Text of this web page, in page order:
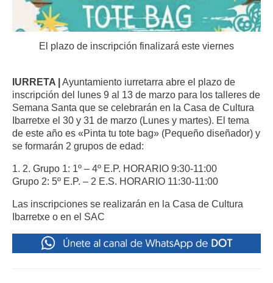
El plazo de inscripción finalizará este viernes
IURRETA |Ayuntamiento iurretarra abre el plazo de
inscripción del lunes 9 al 13 de marzo para los talleres de
Semana Santa que se celebrarán en la Casa de Cultura
Ibarretxe el 30 y 31 de marzo (Lunes y martes). El tema
de este año es «Pinta tu tote bag» (Pequeño diseñador) y
se formarán 2 grupos de edad:
1. 2. Grupo 1: 1º – 4º E.P. HORARIO 9:30-11:00
Grupo 2: 5º E.P. – 2 E.S. HORARIO 11:30-11:00
Las inscripciones se realizarán en la Casa de Cultura
Ibarretxe o en el SAC